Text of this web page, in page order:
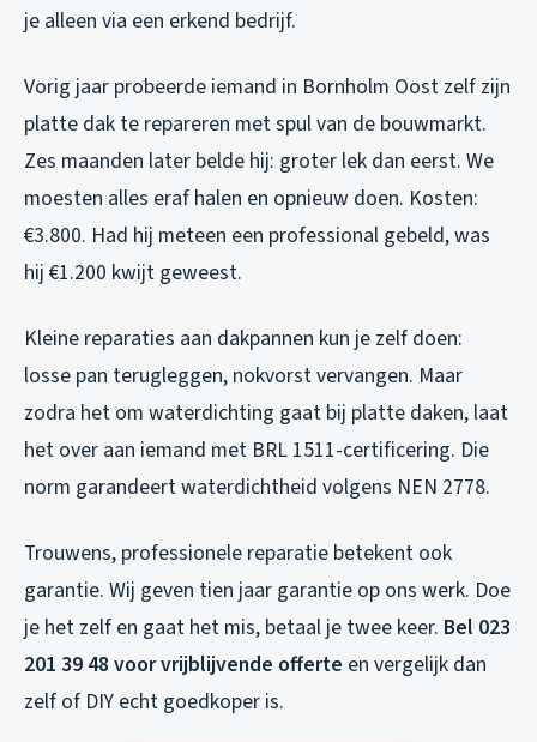
je alleen via een erkend bedrijf.
Vorig jaar probeerde iemand in Bornholm Oost zelf zijn
platte dak te repareren met spul van de bouwmarkt.
Zes maanden later belde hij: groter lek dan eerst. We
moesten alles eraf halen en opnieuw doen. Kosten:
€3.800. Had hij meteen een professional gebeld, was
hij €1.200 kwijt geweest.
Kleine reparaties aan dakpannen kun je zelf doen:
losse pan terugleggen, nokvorst vervangen. Maar
zodra het om waterdichting gaat bij platte daken, laat
het over aan iemand met BRL 1511-certificering. Die
norm garandeert waterdichtheid volgens NEN 2778.
Trouwens, professionele reparatie betekent ook
garantie. Wij geven tien jaar garantie op ons werk. Doe
je het zelf en gaat het mis, betaal je twee keer. Bel 023
201 39 48 voor vrijblijvende offerte en vergelijk dan
zelf of DIY echt goedkoper is.